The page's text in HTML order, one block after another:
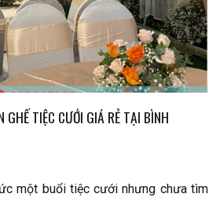
GHẾ TIỆC CƯỚI GIÁ RẺ TẠI BÌNH
một buổi tiệc cưới nhưng chưa tìm